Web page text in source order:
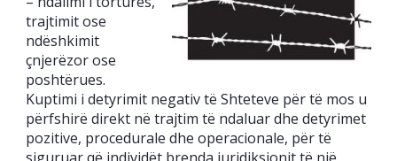
trajtimit ose
ndëshkimit
çnjerëzor ose
poshtërues.
Kuptimi i detyrimit negativ të Shteteve për të mos u
përfshirë direkt në trajtim të ndaluar dhe detyrimet
pozitive, procedurale dhe operacionale, për të